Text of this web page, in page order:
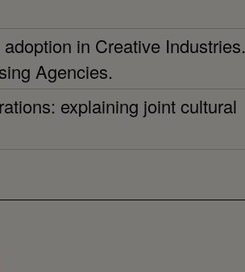
in Creative Industries.
Agencies.
explaining joint cultural